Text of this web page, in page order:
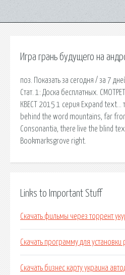
Игра грань будущего на
поз. Показать за сегодня / за 7
Стат. 1: Доска бесплатных.
КВЕСТ 2015 1 серия Expand text…
behind the word mountains, far
Consonantia, there live the blind
Bookmarksgrove right.
Links to Important Stuff
Скачать фильмы через торрент
Скачать программу для
Скачать бизнес карту украина